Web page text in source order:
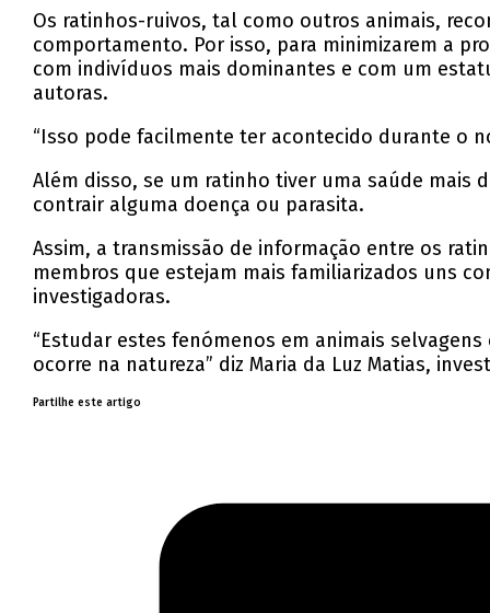
Os ratinhos-ruivos, tal como outros animais,
comportamento. Por isso, para minimizarem a
com indivíduos mais dominantes e com um
autoras.
“Isso pode facilmente ter acontecido durante o
Além disso, se um ratinho tiver uma saúde
contrair alguma doença ou parasita.
Assim, a transmissão de informação entre os
membros que estejam mais familiarizados uns
investigadoras.
“Estudar estes fenómenos em animais
ocorre na natureza” diz Maria da Luz Matias,
Partilhe este artigo